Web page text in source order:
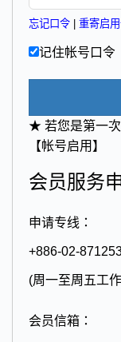
忘记口令 重寄启
记住帐号口令
★ 若您是第一
【帐号启用】
会员服务
申请专线：
+886-02-
(周一至周五工
会员信箱：